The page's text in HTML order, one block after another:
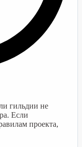
гильдии не
Если
проекта,